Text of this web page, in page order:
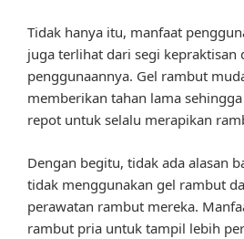
Tidak hanya itu, manfaat
juga terlihat dari segi kepraktisan
penggunaannya. Gel rambut
memberikan tahan lama
repot untuk selalu merapikan
Dengan begitu, tidak ada alasan
tidak menggunakan gel rambut
perawatan rambut mereka.
rambut pria untuk tampil lebih